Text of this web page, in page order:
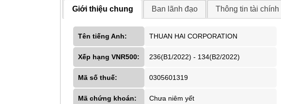
Giới thiệu chung Ban lãnh đạo Thông tin tài chính
Tên tiếng Anh: THUAN HAI CORPORATION
Xếp hạng VNR500: 236(B1/2022) - 134(B2/2022)
Mã số thuế: 0305601319
Mã chứng khoán: Chưa niêm yết